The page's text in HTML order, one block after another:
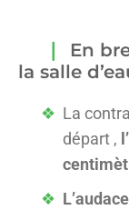
En
la salle
La
départ ,